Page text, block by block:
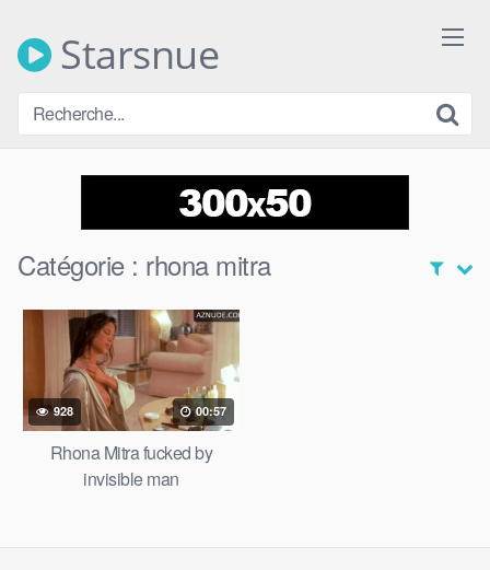
contentStarsnue
Catégorie : rhona mitra
928 00:57
Rhona Mitra fucked by
invisible man